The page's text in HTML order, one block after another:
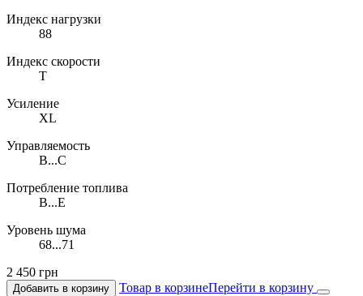
Индекс нагрузки
88
Индекс скорости
T
Усиление
XL
Управляемость
B...C
Потребление топлива
B...E
Уровень шума
68...71
2 450 грн
Добавить в корзину Товар в корзинеПерейти в корзину